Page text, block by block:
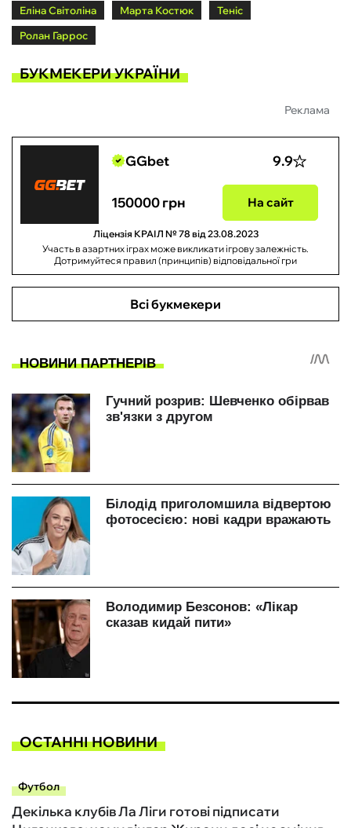
Еліна Світоліна Марта Костюк
Теніс
Ролан Гаррос
БУКМЕКЕРИ УКРАЇНИ
Реклама
GGbet 9.9
150000 грн На сайт
Ліцензія КРАІЛ № 78 від 23.08.2023
Участь в азартних іграх може викликати ігрову залежність.
Дотримуйтеся правил (принципів) відповідальної гри
Всі букмекери
ОСТАННІ НОВИНИ
Футбол
Декілька клубів Ла Ліги готові підписати